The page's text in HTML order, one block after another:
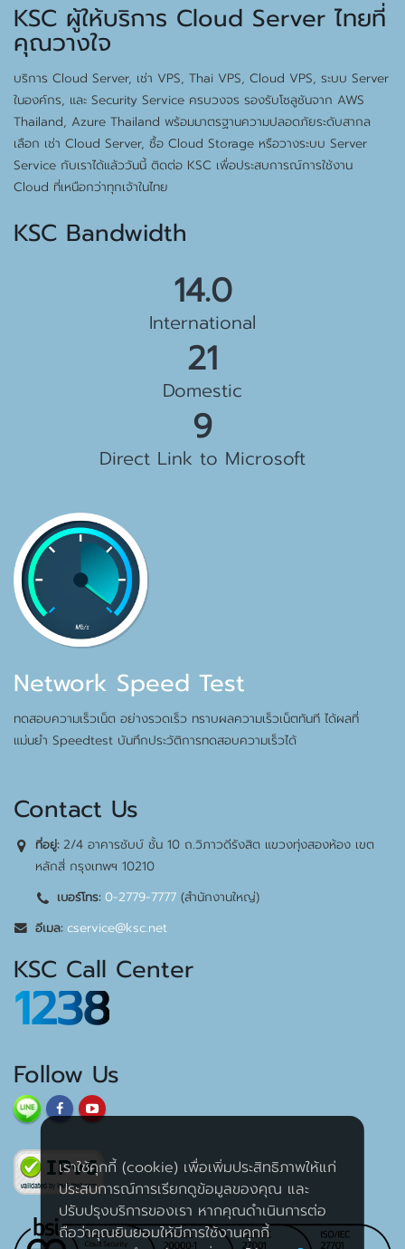
KSC ผู้ให้บริการ Cloud Server ไทยที่
คุณวางใจ
บริการ Cloud Server, เช่า VPS, Thai VPS, Cloud VPS, ระบบ Server
ในองค์กร, และ Security Service ครบวงจร รองรับโซลูชันจาก AWS
Thailand, Azure Thailand พร้อมมาตรฐานความปลอดภัยระดับสากล
เลือก เช่า Cloud Server, ซื้อ Cloud Storage หรือวางระบบ Server
Service กับเราได้แล้ววันนี้ ติดต่อ KSC เพื่อประสบการณ์การใช้งาน
Cloud ที่เหนือกว่าทุกเจ้าในไทย
KSC Bandwidth
15.5 Gbps
International
23 Gbps
Domestic
10 Gbps
Direct Link to Microsoft
Network Speed Test
ทดสอบความเร็วเน็ต อย่างรวดเร็ว ทราบผลความเร็วเน็ตทันที ได้ผลที่
แม่นยำ Speedtest บันทึกประวัติการทดสอบความเร็วได้
Contact Us
ที่อยู่:2/4 อาคารชับบ์ ชั้น 10 ถ.วิภาวดีรังสิต แขวงทุ่งสองห้อง เขต
หลักสี่ กรุงเทพฯ 10210
เบอร์โทร: 0-2779-7777 (สำนักงานใหญ่)
อีเมล: cservice@ksc.net
KSC Call Center
1238
Follow Us
เราใช้คุกกี้ (cookie) เพื่อเพิ่มประสิทธิภาพให้แก่
ประสบการณ์การเรียกดูข้อมูลของคุณ และ
ปรับปรุงบริการของเรา หากคุณดำเนินการต่อ
ถือว่าคุณยินยอมให้มีการใช้งานคุกกี้